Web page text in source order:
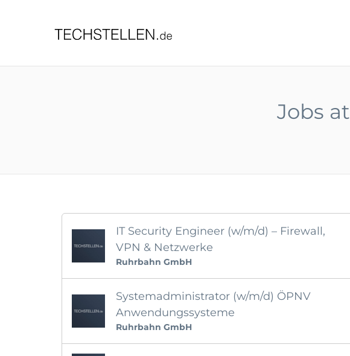
Jobs
IT Security Engineer (w/m/d) – Firewall,
VPN & Netzwerke
Ruhrbahn GmbH
Systemadministrator (w/m/d) ÖPNV
Anwendungssysteme
Ruhrbahn GmbH